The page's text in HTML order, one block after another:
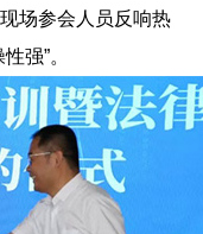
场参会人员反响热
强”。